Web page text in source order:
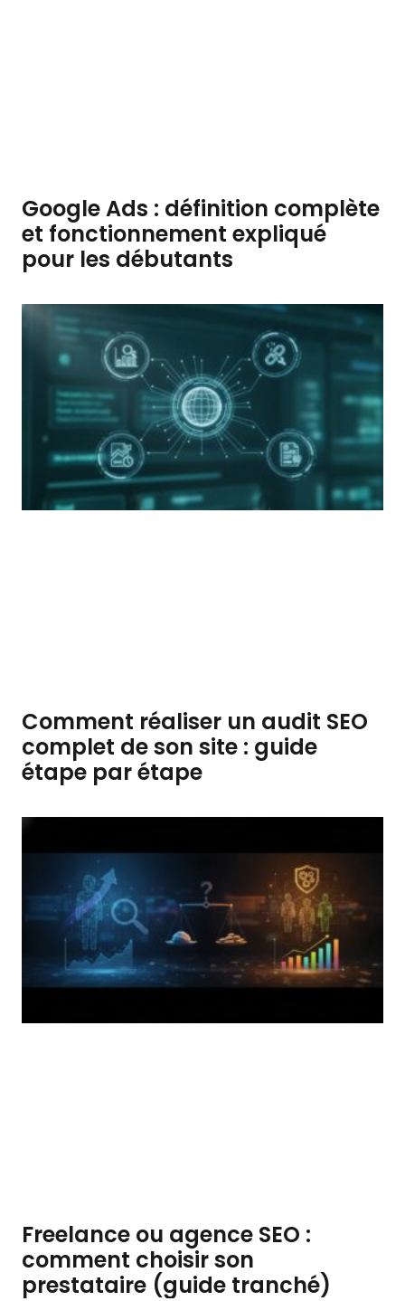
Google Ads : définition complète
et fonctionnement expliqué
pour les débutants
Comment réaliser un audit SEO
complet de son site : guide
étape par étape
Freelance ou agence SEO :
comment choisir son
prestataire (guide tranché)